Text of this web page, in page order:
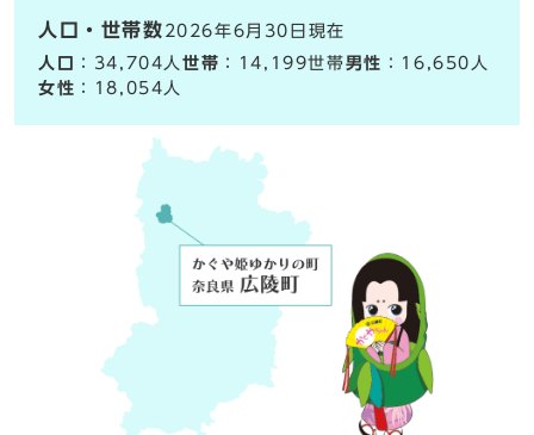
人口・世帯数 2026年6月30日現在
人口
：34,704人世帯 ：14,199世帯男性 ：16,650人
女性 ：18,054人